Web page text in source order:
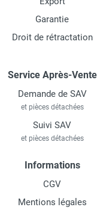
Garantie
Droit de rétractation
Service Après-Vente
Demande de SAV
et pièces détachées
Suivi SAV
et pièces détachées
Informations
CGV
Mentions légales